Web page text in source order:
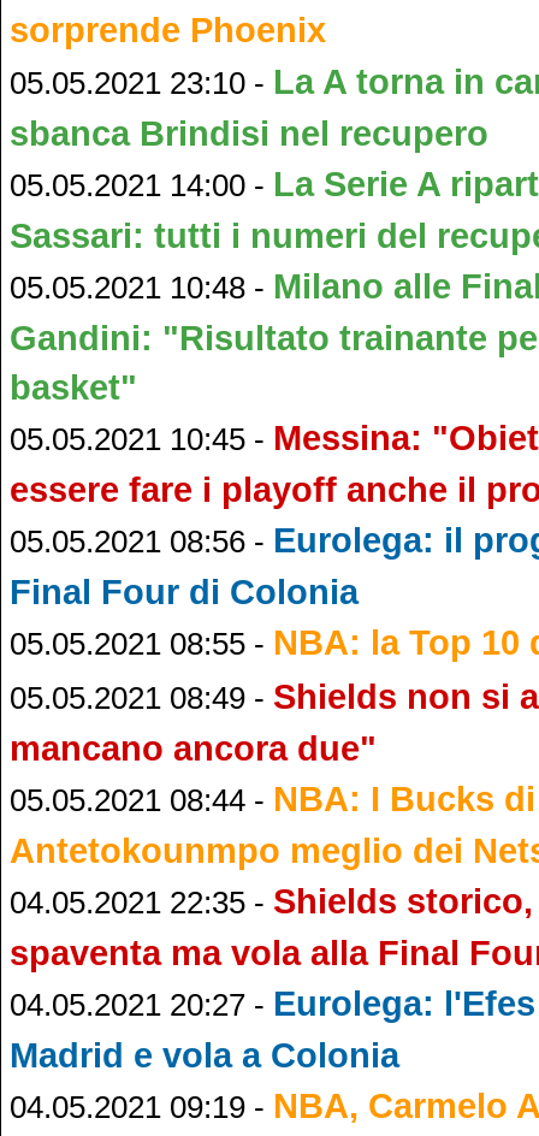
sorprende Phoenix
05.05.2021 23:10 - La A torna in
sbanca Brindisi nel recupero
05.05.2021 14:00 - La Serie A
Sassari: tutti i numeri del
05.05.2021 10:48 - Milano alle
Gandini: "Risultato trainante
basket"
05.05.2021 10:45 - Messina:
essere fare i playoff anche il
05.05.2021 08:56 - Eurolega: il
Final Four di Colonia
05.05.2021 08:55 - NBA: la Top 10
05.05.2021 08:49 - Shields non si
mancano ancora due"
05.05.2021 08:44 - NBA: I Bucks di
Antetokounmpo meglio dei
04.05.2021 22:35 - Shields
spaventa ma vola alla Final
04.05.2021 20:27 - Eurolega:
Madrid e vola a Colonia
04.05.2021 09:19 - NBA, Carmelo